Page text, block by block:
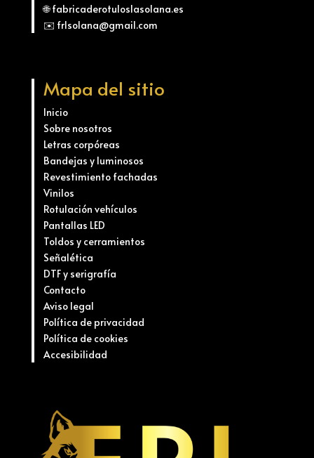
🌐 fabricaderotuloslasolana.es
✉️ frlsolana@gmail.com
Mapa del sitio
Inicio
Sobre nosotros
Letras corpóreas
Bandejas y luminosos
Revestimiento fachadas
Vinilos
Rotulación vehículos
Pantallas LED
Toldos y cerramientos
Señalética
DTF y serigrafía
Contacto
Aviso legal
Política de privacidad
Política de cookies
Accesibilidad